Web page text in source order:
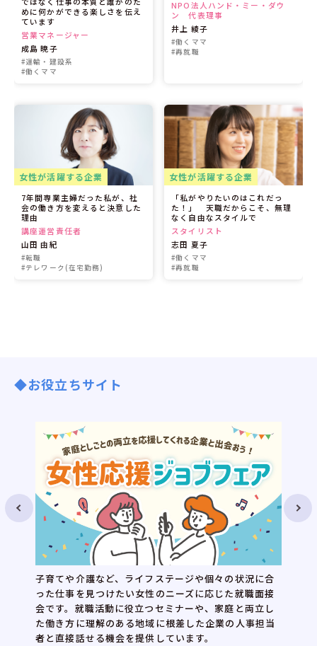
めに何かができる楽しさを伝え
ています
営業マネージャー
成島 暁子
#運輸・建設系
#働くママ
NPO法人ハンド・ミー・ダウ
ン 代表理事
井上 綾子
#働くママ
#再就職
女性が活躍する企業
7年間専業主婦だった私が、社
会の働き方を変えると決意した
理由
講座運営責任者
山田 由紀
#転職
#テレワーク(在宅勤務)
女性が活躍する企業
「私がやりたいのはこれだっ
た！」 天職だからこそ、無理
なく自由なスタイルで
スタイリスト
志田 夏子
#働くママ
#再就職
◆お役立ちサイト
子育てや介護など、ライフステージや個々の状況に合
った仕事を見つけたい女性のニーズに応じた就職面接
会です。就職活動に役立つセミナーや、家庭と両立し
た働き方に理解のある地域に根差した企業の人事担当
者と直接話せる機会を提供しています。